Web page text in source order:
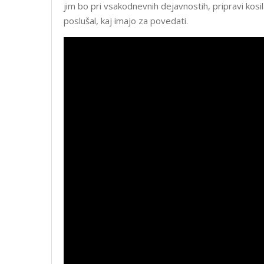
jim bo pri vsakodnevnih dejavnostih, pripravi
poslušal, kaj imajo za povedati.